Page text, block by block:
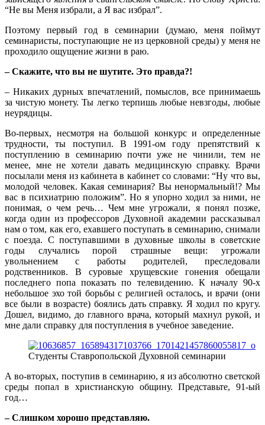
“Не вы Меня избрали, а Я вас избрал”.
Поэтому первый год в семинарии (думаю, меня поймут
семинаристы, поступающие не из церковной среды) у меня не
проходило ощущение жизни в раю.
– Скажите, что вы не шутите. Это правда?!
– Никаких дурных впечатлений, помыслов, все принимаешь
за чистую монету. Ты легко терпишь любые невзгоды, любые
неурядицы.
Во-первых, несмотря на большой конкурс и определенные
трудности, ты поступил. В 1991-ом году препятствий к
поступлению в семинарию почти уже не чинили, тем не
менее, мне не хотели давать медицинскую справку. Врачи
посылали меня из кабинета в кабинет со словами: “Ну что вы,
молодой человек. Какая семинария? Вы ненормальный!? Мы
вас в психиатрию положим”. Но я упорно ходил за ними, не
понимая, о чем речь… Чем мне угрожали, я понял позже,
когда один из профессоров Духовной академии рассказывал
нам о том, как его, ехавшего поступать в семинарию, снимали
с поезда. С поступавшими в духовные школы в советские
годы случались порой страшные вещи: угрожали
увольнением с работы родителей, преследовали
родственников. В суровые хрущевские гонения обещали
последнего попа показать по телевидению. К началу 90-х
небольшое эхо той борьбы с религией осталось, и врачи (они
все были в возрасте) боялись дать справку. Я ходил по кругу.
Дошел, видимо, до главного врача, который махнул рукой, и
мне дали справку для поступления в учебное заведение.
Студенты Ставропольской Духовной семинарии
А во-вторых, поступив в семинарию, я из абсолютно светской
среды попал в христианскую общину. Представьте, 91-ый
год…
– Слишком хорошо представляю.